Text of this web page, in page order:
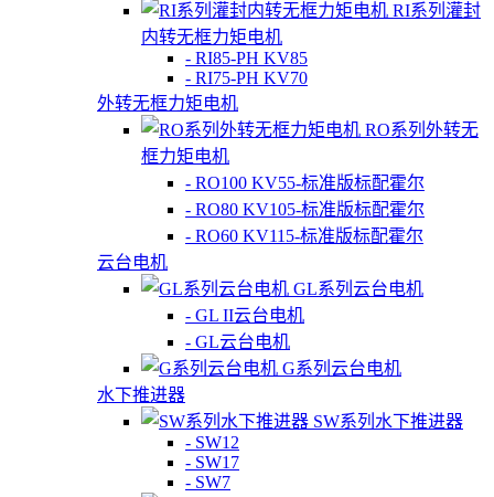
RI系列灌封
内转无框力矩电机
- RI85-PH KV85
- RI75-PH KV70
外转无框力矩电机
RO系列外转无
框力矩电机
- RO100 KV55-标准版标配霍尔
- RO80 KV105-标准版标配霍尔
- RO60 KV115-标准版标配霍尔
云台电机
GL系列云台电机
- GL II云台电机
- GL云台电机
G系列云台电机
水下推进器
SW系列水下推进器
- SW12
- SW17
- SW7